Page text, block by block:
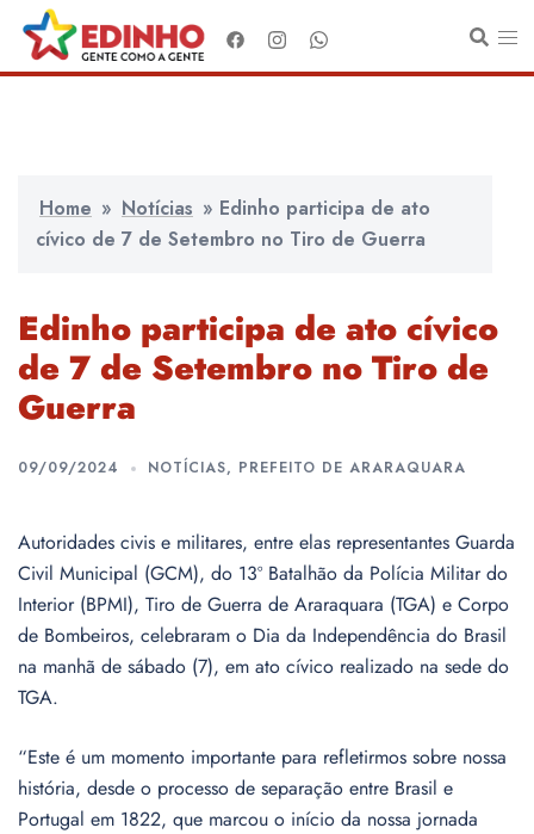
para
o
Home » Notícias » Edinho participa de ato
cívico de 7 de Setembro no Tiro de Guerra
Edinho participa de ato cívico
de 7 de Setembro no Tiro de
Guerra
09/09/2024 NOTÍCIAS, PREFEITO DE ARARAQUARA
Autoridades civis e militares, entre elas representantes Guarda
Civil Municipal (GCM), do 13º Batalhão da Polícia Militar do
Interior (BPMI), Tiro de Guerra de Araraquara (TGA) e Corpo
de Bombeiros, celebraram o Dia da Independência do Brasil
na manhã de sábado (7), em ato cívico realizado na sede do
TGA.
“Este é um momento importante para refletirmos sobre nossa
história, desde o processo de separação entre Brasil e
Portugal em 1822, que marcou o início da nossa jornada